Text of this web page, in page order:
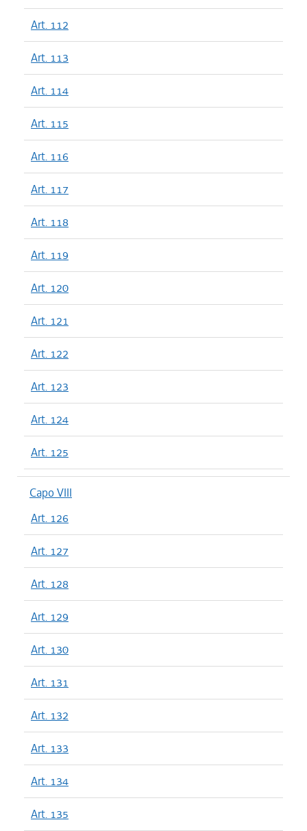
Art. 112
Art. 113
Art. 114
Art. 115
Art. 116
Art. 117
Art. 118
Art. 119
Art. 120
Art. 121
Art. 122
Art. 123
Art. 124
Art. 125
Capo VIII
Art. 126
Art. 127
Art. 128
Art. 129
Art. 130
Art. 131
Art. 132
Art. 133
Art. 134
Art. 135